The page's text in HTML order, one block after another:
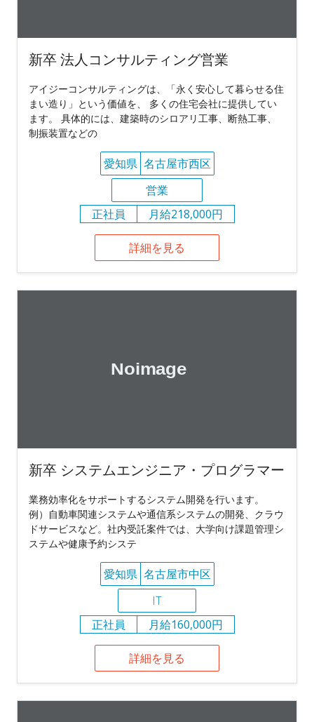
新卒 法人コンサルティング営業
アイジーコンサルティングは、「永く安心して暮らせる住
まい造り」という価値を、 多くの住宅会社に提供してい
ます。 具体的には、建築時のシロアリ工事、断熱工事、
制振装置などの
愛知県 名古屋市西区
営業
正社員
月給218,000円
詳細を見る
新卒 システムエンジニア・プログラマー
業務効率化をサポートするシステム開発を行います。
例）自動車関連システムや通信系システムの開発、クラウ
ドサービスなど。社内受託案件では、大学向け課題管理シ
ステムや健康予約システ
愛知県 名古屋市中区
IT
正社員
月給160,000円
詳細を見る